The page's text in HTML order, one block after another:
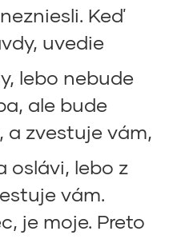
Keď
uvedie
lebo nebude
ale bude
a zvestuje vám,
oslávi, lebo z
vám.
je moje. Preto